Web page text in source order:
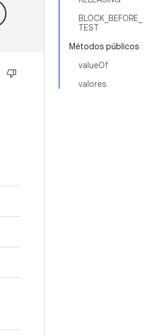
BLOCK_BEFORE_
TEST
Métodos públicos
valueOf
valores